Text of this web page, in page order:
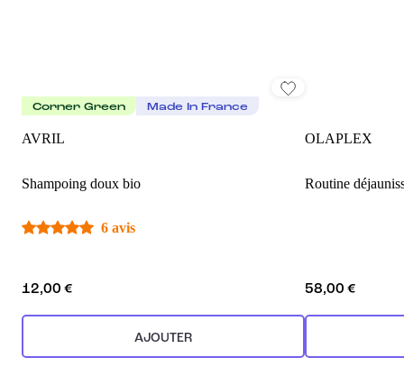
Corner Green Made In France
AVRIL
Shampoing doux bio
6 avis
12,00 €
AJOUTER
OLAPLEX
Routine
58,00 €